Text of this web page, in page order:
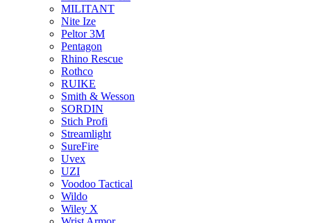
MILITANT
Nite Ize
Peltor 3M
Pentagon
Rhino Rescue
Rothco
RUIKE
Smith & Wesson
SORDIN
Stich Profi
Streamlight
SureFire
Uvex
UZI
Voodoo Tactical
Wildo
Wiley X